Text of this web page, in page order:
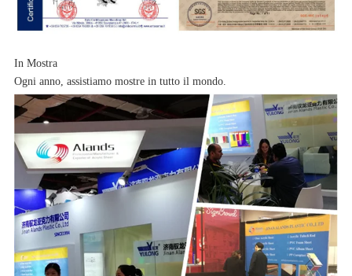
In Mostra
Ogni anno, assistiamo mostre in tutto il mondo.